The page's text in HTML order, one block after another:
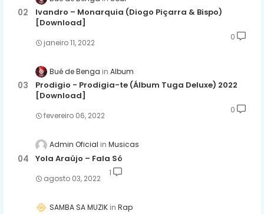
Ivandro – Monarquia (Diogo Piçarra & Bispo)
[Download]
janeiro 11, 2022
0
Bué de Benga Album
Prodigio - Prodigia-te (Álbum Tuga Deluxe) 2022
[Download]
fevereiro 06, 2022
0
Admin Oficial Musicas
Yola Araújo – Fala Só
agosto 03, 2022
1
SAMBA SA MUZIK Rap